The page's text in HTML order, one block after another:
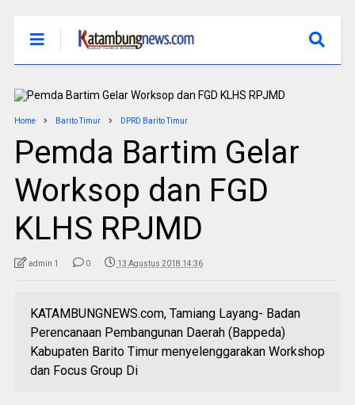
Home Barito Timur DPRD Barito Timur
Pemda Bartim Gelar
Worksop dan FGD
KLHS RPJMD
admin 1 0 13 Agustus 2018 14:36
KATAMBUNGNEWS.com, Tamiang Layang- Badan
Perencanaan Pembangunan Daerah (Bappeda)
Kabupaten Barito Timur menyelenggarakan Workshop
dan Focus Group Di